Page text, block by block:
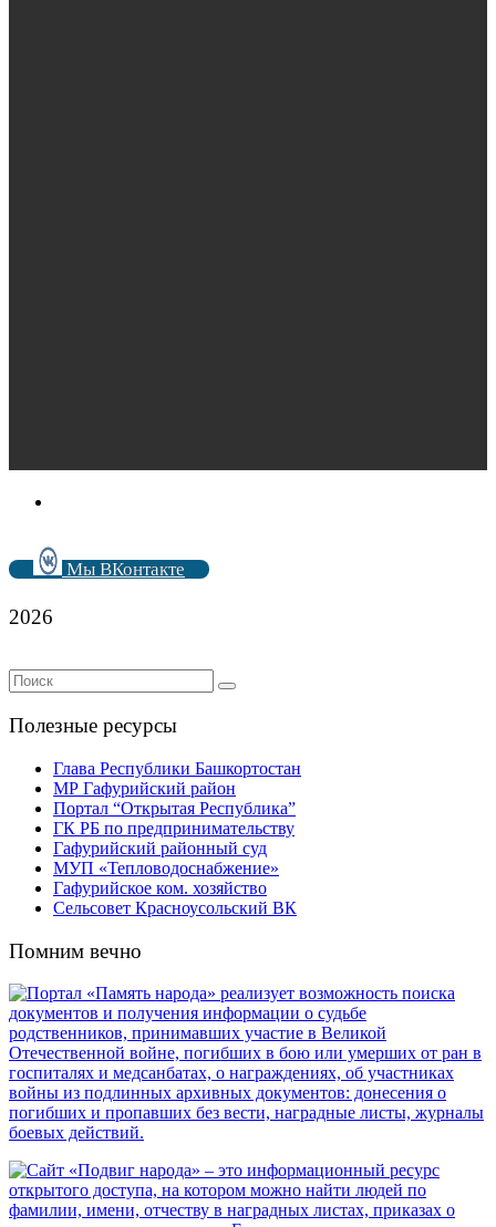
Мы ВКонтакте
2026
Полезные ресурсы
Глава Республики Башкортостан
МР Гафурийский район
Портал “Открытая Республика”
ГК РБ по предпринимательству
Гафурийский районный суд
МУП «Тепловодоснабжение»
Гафурийское ком. хозяйство
Сельсовет Красноусольский ВК
Помним вечно